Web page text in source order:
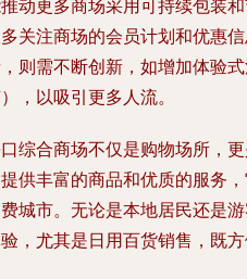
动更多商场采用可持续包装
关注商场的会员计划和优惠
则需不断创新，如增加体验
，以吸引更多人流。
综合商场不仅是购物场所，
供丰富的商品和优质的服务
城市。无论是本地居民还是
，尤其是日用百货销售，既方